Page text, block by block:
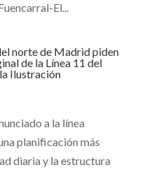
El...
norte de Madrid piden
de la Línea 11 del
Ilustración
a la línea
planificación más
diaria y la estructura